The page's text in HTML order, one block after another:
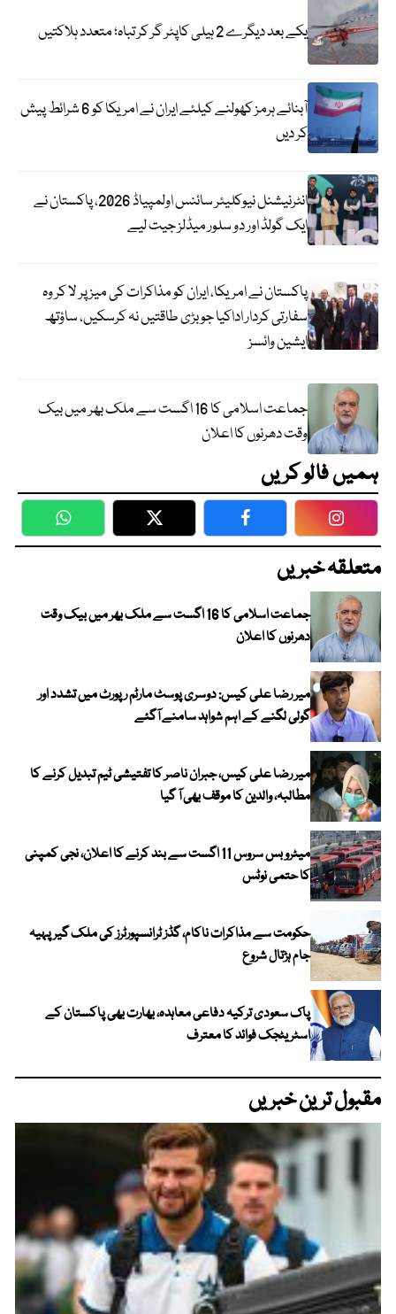
یکے بعد دیگرے 2 ہیلی کاپٹر گر کر تباہ؛ متعدد ہلاکتیں
آبنائے ہرمز کھولنے کیلئے ایران نے امریکا کو 6 شرائط پیش
کر دیں
انٹرنیشنل نیوکلیئر سائنس اولمپیاڈ 2026، پاکستان نے
ایک گولڈ اور دو سلور میڈلز جیت لیے
پاکستان نے امریکا، ایران کو مذاکرات کی میز پر لا کر وہ
سفارتی کردار اداکیا جو بڑی طاقتیں نہ کرسکیں، ساؤتھ
ایشین وائسز
جماعت اسلامی کا 16 اگست سے ملک بھر میں بیک
وقت دھرنوں کا اعلان
ہمیں فالو کریں
WhatsApp Twitter Facebook
متعلقہ خبریں
جماعت اسلامی کا 16 اگست سے ملک بھر میں بیک وقت
دھرنوں کا اعلان
میر رضا علی کیس: دوسری پوسٹ مارٹم رپورٹ میں تشدد اور
گولی لگنے کے اہم شواہد سامنے آگئے
میر رضا علی کیس، جبران ناصر کا تفتیشی ٹیم تبدیل کرنے کا
مطالبہ، والدین کا موقف بھی آ گیا
میٹرو بس سروس 11 اگست سے بند کرنے کا اعلان، نجی کمپنی
کا حتمی نوٹس
حکومت سے مذاکرات ناکام، گڈز ٹرانسپورٹرز کی ملک گیر پہیہ
جام ہڑتال شروع
پاک سعودی ترکیہ دفاعی معاہدہ، بھارت بھی پاکستان کے
اسٹریٹجک فوائد کا معترف
مقبول ترین خبریں